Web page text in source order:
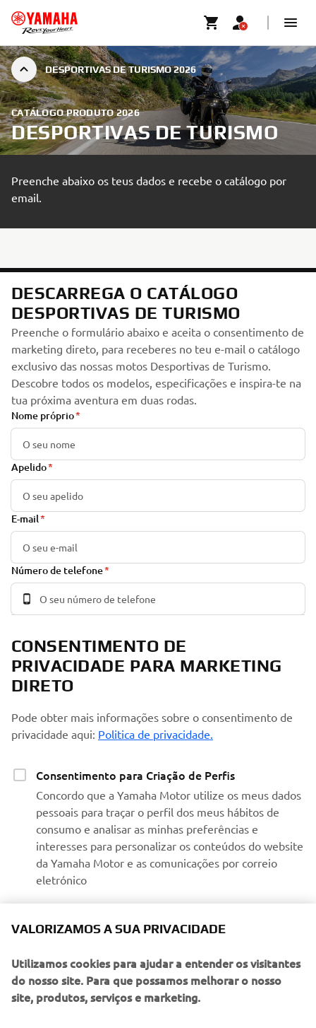
DESPORTIVAS DE TURISMO 2026
CATÁLOGO PRODUTO 2026
DESPORTIVAS DE TURISMO
Preenche abaixo os teus dados e recebe o catálogo por
email.
DESCARREGA O CATÁLOGO
DESPORTIVAS DE TURISMO
Preenche o formulário abaixo e aceita o consentimento de
marketing direto, para receberes no teu e-mail o catálogo
exclusivo das nossas motos Desportivas de Turismo.
Descobre todos os modelos, especificações e inspira-te na
tua próxima aventura em duas rodas.
Nome próprio
Apelido
E-mail
Número de telefone
CONSENTIMENTO DE
PRIVACIDADE PARA MARKETING
DIRETO
Pode obter mais informações sobre o consentimento de
privacidade aqui: Politica de privacidade.
Consentimento para Criação de Perfis
Concordo que a Yamaha Motor utilize os meus dados
pessoais para traçar o perfil dos meus hábitos de
consumo e analisar as minhas preferências e
interesses para personalizar os conteúdos do website
da Yamaha Motor e as comunicações por correio
eletrónico
fins de marketing direto, incluindo o envio de
informações sobre produtos e serviços, para a
construção do perfil do cliente (por exemplo, através
da análise de dados) e para assistência pessoal ao
VALORIZAMOS A SUA PRIVACIDADE
Utilizamos cookies para ajudar a entender os visitantes
do nosso site. Para que possamos melhorar o nosso
site, produtos, serviços e marketing.